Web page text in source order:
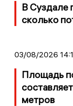
В Суздале
сколько
03/08/2026
Площадь
метров